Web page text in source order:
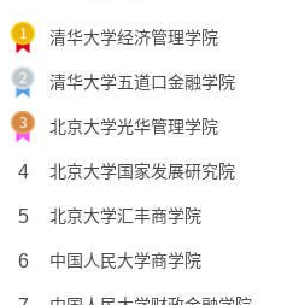
清华大学经济管理学院
清华大学五道口金融学院
北京大学光华管理学院
4 北京大学国家发展研究院
5 北京大学汇丰商学院
6 中国人民大学商学院